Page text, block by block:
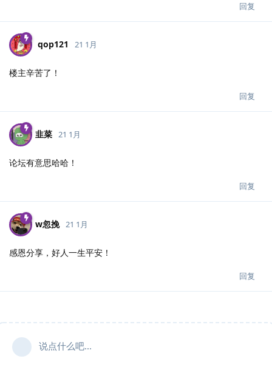
回复
qop121 21 1月
楼主辛苦了！
回复
韭菜 21 1月
论坛有意思哈哈！
回复
w忽挽 21 1月
感恩分享，好人一生平安！
回复
说点什么吧...